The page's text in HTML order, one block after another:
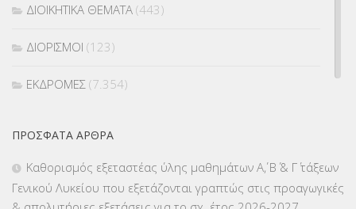
ΔΙΟΙΚΗΤΙΚΑ ΘΕΜΑΤΑ (443)
ΔΙΟΡΙΣΜΟΙ (123)
ΕΚΔΡΟΜΕΣ (7.354)
ΕΠΙΜΟΡΦΩΣΗ Τ.Π.Ε.(10)
ΠΡΌΣΦΑΤΑ ΆΡΘΡΑ
Καθορισμός εξεταστέας ύλης μαθημάτων Α΄, Β΄ & Γ΄ τάξεων
Γενικού Λυκείου που εξετάζονται γραπτώς στις προαγωγικές